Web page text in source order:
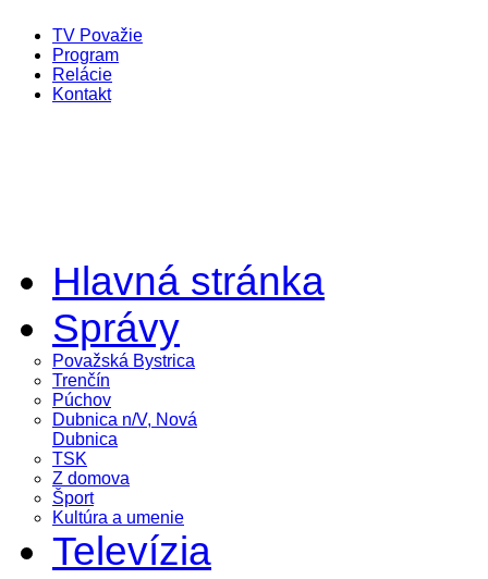
TV Považie
Program
Relácie
Kontakt
Hlavná stránka
Správy
Považská Bystrica
Trenčín
Púchov
Dubnica n/V, Nová
Dubnica
TSK
Z domova
Šport
Kultúra a umenie
Televízia